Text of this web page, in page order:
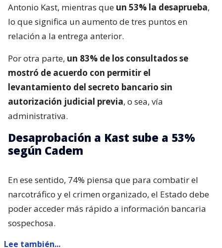
Antonio Kast, mientras que un 53% la desaprueba,
lo que significa un aumento de tres puntos en
relación a la entrega anterior.
Por otra parte, un 83% de los consultados se
mostró de acuerdo con permitir el
levantamiento del secreto bancario sin
autorización judicial previa, o sea, vía
administrativa.
Desaprobación a Kast sube a 53%
según Cadem
En ese sentido, 74% piensa que para combatir el
narcotráfico y el crimen organizado, el Estado debe
poder acceder más rápido a información bancaria
sospechosa.
Lee también...